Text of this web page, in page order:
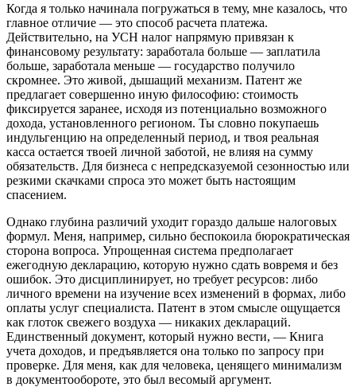
Когда я только начинала погружаться в тему, мне казалось, что
главное отличие — это способ расчета платежа.
Действительно, на УСН налог напрямую привязан к
финансовому результату: заработала больше — заплатила
больше, заработала меньше — государство получило
скромнее. Это живой, дышащий механизм. Патент же
предлагает совершенно иную философию: стоимость
фиксируется заранее, исходя из потенциально возможного
дохода, установленного регионом. Ты словно покупаешь
индульгенцию на определенный период, и твоя реальная
касса остается твоей личной заботой, не влияя на сумму
обязательств. Для бизнеса с непредсказуемой сезонностью или
резкими скачками спроса это может быть настоящим
спасением.
Однако глубина различий уходит гораздо дальше налоговых
формул. Меня, например, сильно беспокоила бюрократическая
сторона вопроса. Упрощенная система предполагает
ежегодную декларацию, которую нужно сдать вовремя и без
ошибок. Это дисциплинирует, но требует ресурсов: либо
личного времени на изучение всех изменений в формах, либо
оплаты услуг специалиста. Патент в этом смысле ощущается
как глоток свежего воздуха — никаких деклараций.
Единственный документ, который нужно вести, — Книга
учета доходов, и предъявляется она только по запросу при
проверке. Для меня, как для человека, ценящего минимализм
в документообороте, это был весомый аргумент.